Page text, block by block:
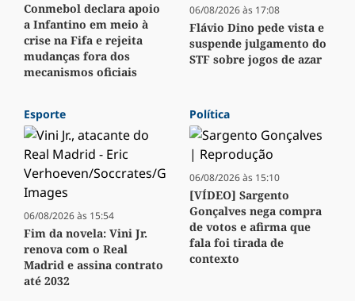
Conmebol declara apoio
a Infantino em meio à
crise na Fifa e rejeita
mudanças fora dos
mecanismos oficiais
06/08/2026 às 17:08
Flávio Dino pede vista e
suspende julgamento do
STF sobre jogos de azar
Esporte
06/08/2026 às 15:54
Fim da novela: Vini Jr.
renova com o Real
Madrid e assina contrato
até 2032
Política
06/08/2026 às 15:10
[VÍDEO] Sargento
Gonçalves nega compra
de votos e afirma que
fala foi tirada de
contexto